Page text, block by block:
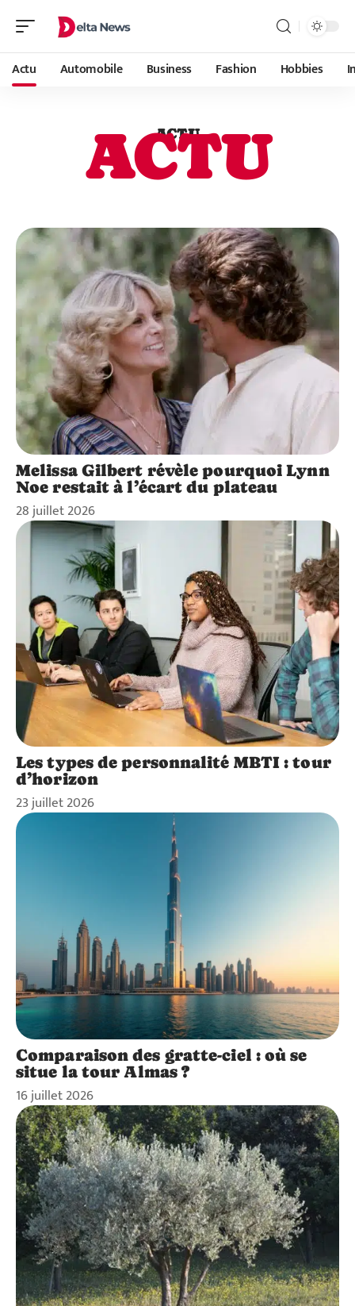
Actu Automobile Business Fashion Hobbies
ACTU
ACTU
Melissa Gilbert révèle pourquoi Lynn
Noe restait à l’écart du plateau
28 juillet 2026
Les types de personnalité MBTI : tour
d’horizon
23 juillet 2026
Comparaison des gratte-ciel : où se
situe la tour Almas ?
16 juillet 2026